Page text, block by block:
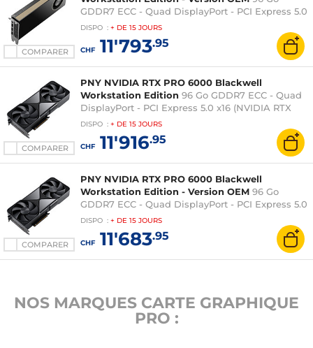
COMPARER
GDDR7 ECC - Quad DisplayPort - PCI Express 5.0
x16 (NVIDIA RTX PRO 6000 Blackwell)
DISPO : + DE 15 JOURS
CHF11'793.95
COMPARER
PNY NVIDIA RTX PRO 6000 Blackwell
Workstation Edition 96 Go GDDR7 ECC - Quad
DisplayPort - PCI Express 5.0 x16 (NVIDIA RTX
PRO 6000 Blackwell)
DISPO : + DE 15 JOURS
CHF11'916.95
COMPARER
PNY NVIDIA RTX PRO 6000 Blackwell
Workstation Edition - Version OEM 96 Go
GDDR7 ECC - Quad DisplayPort - PCI Express 5.0
x16 (NVIDIA RTX PRO 6000 Blackwell)
DISPO : + DE 15 JOURS
CHF11'683.95
NOS MARQUES CARTE GRAPHIQUE
PRO :